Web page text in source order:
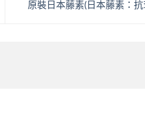
原裝日本藤素(日本藤素：